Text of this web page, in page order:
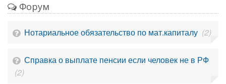
Форум
Нотариальное обязательство по мат.капиталу (2)
Справка о выплате пенсии если человек не в РФ
(2)